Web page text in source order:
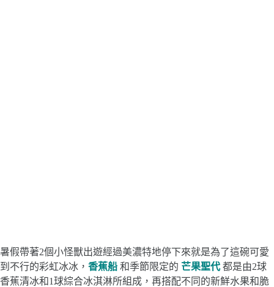
暑假帶著2個小怪獸出遊經過美濃特地停下來就是為了這碗可愛
到不行的彩虹冰冰， 香蕉船 和季節限定的 芒果聖代 都是由2球
香蕉清冰和1球綜合冰淇淋所組成，再搭配不同的新鮮水果和脆